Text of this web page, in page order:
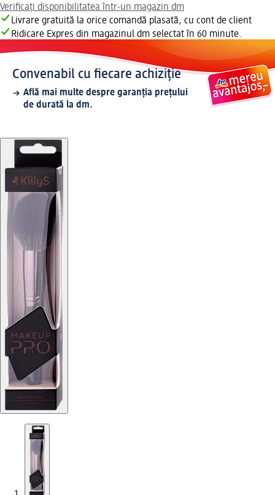
Verificați disponibilitatea într-un magazin dm
Livrare gratuită la orice comandă plasată, cu cont de client
Ridicare Expres din magazinul dm selectat în 60 minute.
Convenabil cu fiecare achiziție
Află mai multe despre garanția prețului
de durată la dm.